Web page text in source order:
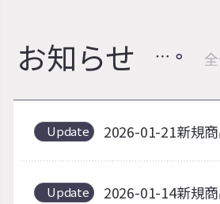
お知らせ
Update 2026-01-21新規
Update 2026-01-14新規